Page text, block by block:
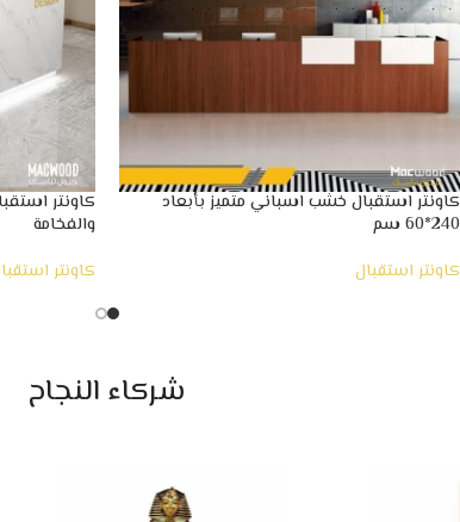
كاونتر استقبال خشب اسباني متميز بأبعاد
240*60 سم
كاونتر استقبال
كاونتر
والفخامة
كاونتر
شركاء النجاح